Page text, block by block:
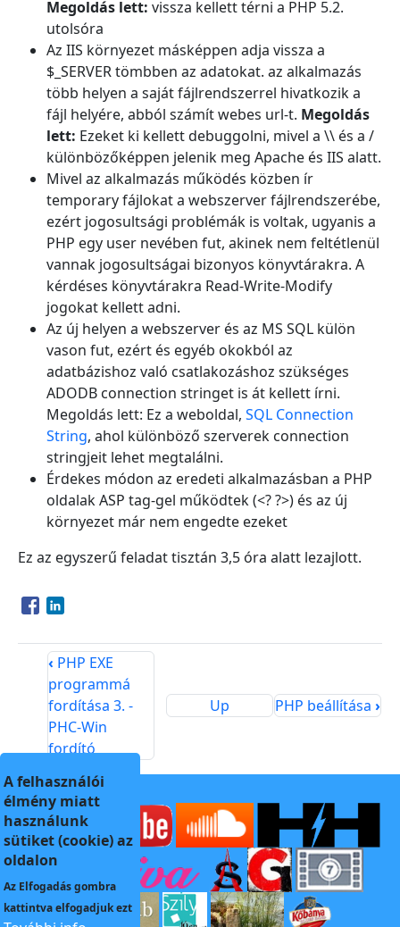
Megoldás lett: vissza kellett térni a PHP 5.2.
utolsóra
Az IIS környezet másképpen adja vissza a
$_SERVER tömbben az adatokat. az alkalmazás
több helyen a saját fájlrendszerrel hivatkozik a
fájl helyére, abból számít webes url-t. Megoldás
lett: Ezeket ki kellett debuggolni, mivel a \\ és a /
különbözőképpen jelenik meg Apache és IIS alatt.
Mivel az alkalmazás működés közben ír
temporary fájlokat a webszerver fájlrendszerébe,
ezért jogosultsági problémák is voltak, ugyanis a
PHP egy user nevében fut, akinek nem feltétlenül
vannak jogosultságai bizonyos könyvtárakra. A
kérdéses könyvtárakra Read-Write-Modify
jogokat kellett adni.
Az új helyen a webszerver és az MS SQL külön
vason fut, ezért és egyéb okokból az
adatbázishoz való csatlakozáshoz szükséges
ADODB connection stringet is át kellett írni.
Megoldás lett: Ez a weboldal, SQL Connection
String, ahol különböző szerverek connection
stringjeit lehet megtalálni.
Érdekes módon az eredeti alkalmazásban a PHP
oldalak ASP tag-gel működtek (<? ?>) és az új
környezet már nem engedte ezeket
Ez az egyszerű feladat tisztán 3,5 óra alatt lezajlott.
Opens in a new window
Opens in a new window
‹ PHP EXE
programmá
fordítása 3. -
PHC-Win
fordító
Up PHP beállítása›
A felhasználói
élmény miatt
használunk
sütiket (cookie) az
oldalon
Az Elfogadásgombra
kattintva elfogadjuk ezt